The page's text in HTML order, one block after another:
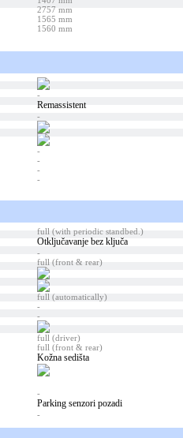
2757 mm
1565 mm
1560 mm
-
Remassistent
-
-
-
-
-
full (with periodic standbed.)
Otključavanje bez ključa
-
full (front & rear)
full (automatically)
-
-
full (driver)
full (front & rear)
Kožna sedišta
-
Parking senzori pozadi
-